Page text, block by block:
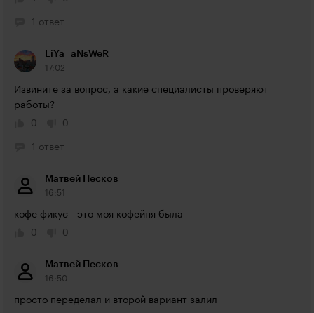
1 ответ
LiYa_ aNsWeR
17:02
Извините за вопрос, а какие специалисты проверяют
работы?
0
0
1 ответ
Матвей Песков
16:51
кофе фикус - это моя кофейня была
0
0
Матвей Песков
16:50
просто переделал и второй вариант залил